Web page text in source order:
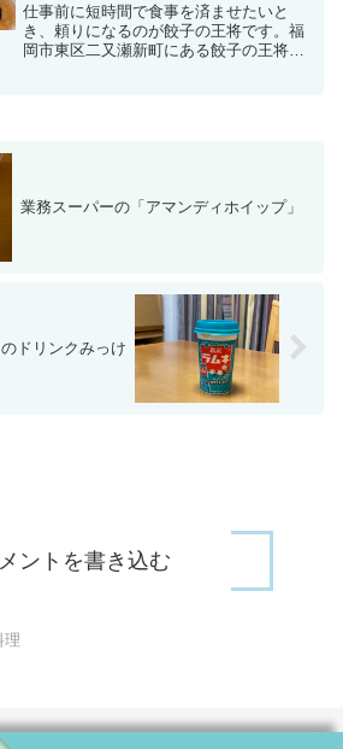
仕事前に短時間で食事を済ませたいと
き、頼りになるのが餃子の王将です。福
岡市東区二又瀬新町にある餃子の王将二
業務スーパーの「アマンディホイップ」
ドリンクみっけ
ントを書き込む
理